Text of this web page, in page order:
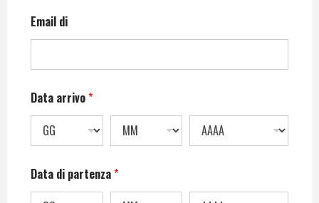
Email di
Data arrivo*
Data di partenza*